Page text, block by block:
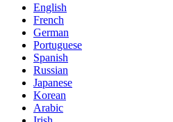
English
French
German
Portuguese
Spanish
Russian
Japanese
Korean
Arabic